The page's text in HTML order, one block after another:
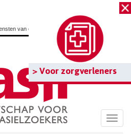
> Voor zorgverleners
van de overheid:www.belgium.be